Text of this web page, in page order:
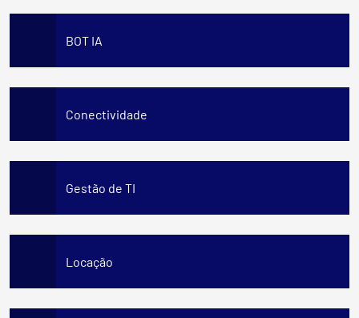
BOT IA
Conectividade
Gestão de TI
Locação